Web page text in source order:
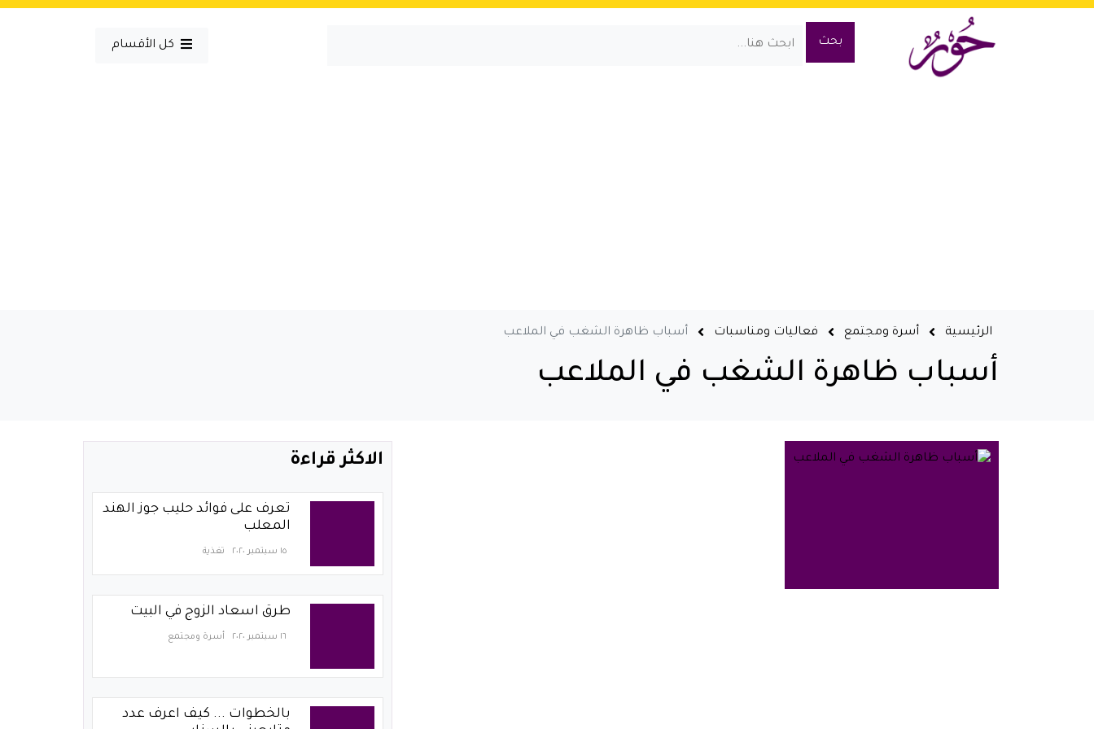
كل الأقسام
الرئيسية أسرة ومجتمع فعاليات ومناسبات أسباب ظاهرة الشغب في الملاعب
أسباب ظاهرة الشغب في الملاعب
الاكثر قراءة
تعرف على فوائد حليب جوز الهند
المعلب
١٥ سبتمبر ٢٠٢٠ تغذية
طرق اسعاد الزوج في البيت
١٦ سبتمبر ٢٠٢٠ أسرة ومجتمع
بالخطوات ... كيف اعرف عدد